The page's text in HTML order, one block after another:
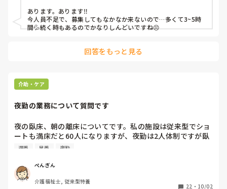
あります。あります‼️
今人員不足で、募集してもなかなか来ないので…多くて3~5時
間💦続く時もあるのでかなりしんどいですね😣
回答をもっと見る
介助・ケア
夜勤の業務について質問です
夜の臥床、朝の離床についてです。私の施設は従来型でショ
ートも満床だと60人になりますが、夜勤は2人体制ですが臥
床、離床とも全員、夜勤者２人でやっています。最近、膝、
手伝ってくれればいいのになあと思ってしまうのですが皆さ
んの施設はどうですか？
遅番 早番 夜勤
ぺんぎん
介護福祉士, 従来型特養
22 ・ 10/02